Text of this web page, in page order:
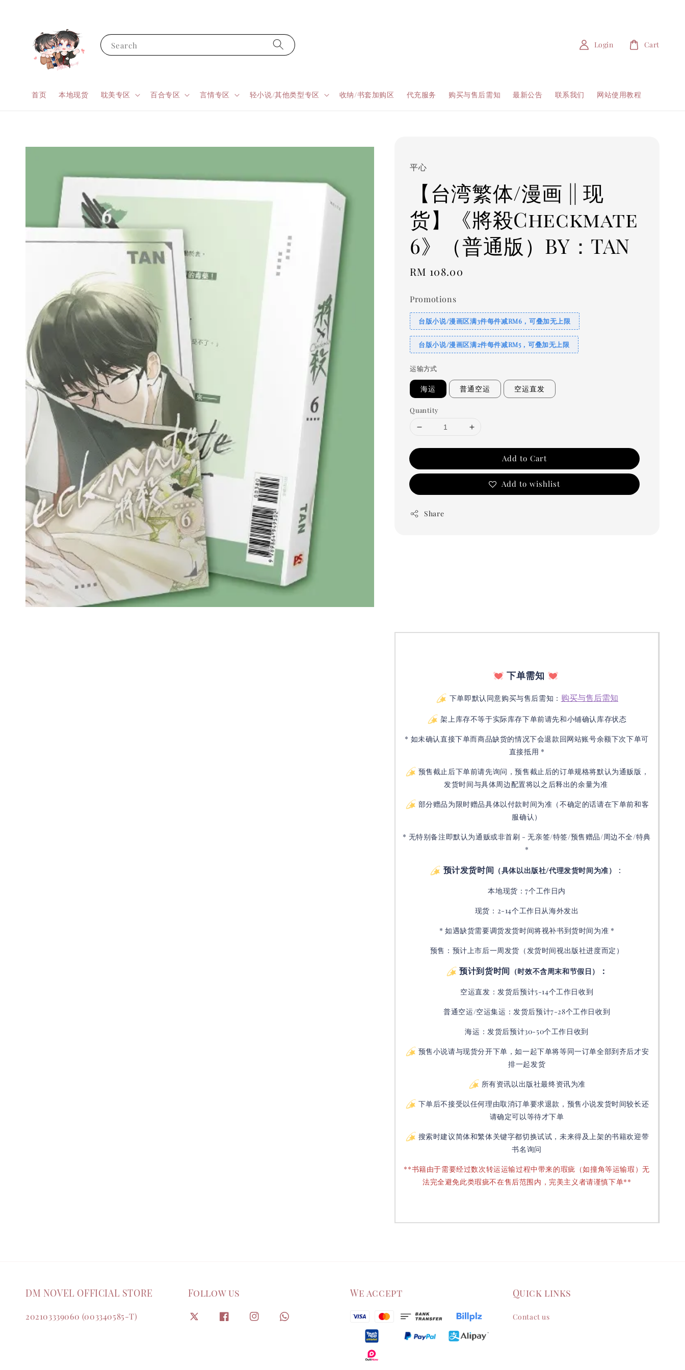
Search
首页 本地现货 耽美专区 百合专区 言情专区 轻小说/其他类型专区 收纳/书套加购区 代充服务 购买与售后需知 最新公告 联系我们 网站使用教程
Login Cart
平心
【台湾繁体/漫画 || 现
货】《將殺Checkmate
6》（普通版）BY：TAN
Regular
RM 108.00
Promotions
台版小说/漫画区满3件每件减RM6，可叠加无上限
台版小说/漫画区满2件每件减RM5，可叠加无上限
运输方式
海运 普通空运 空运直发
Quantity
Add to Cart
Add to wishlist
Share
下单需知
下单即默认同意购买与售后需知： 购买与售后需知
架上库存不等于实际库存下单前请先和小铺确认库存状态
* 如未确认直接下单而商品缺货的情况下会退款回网站账号余额下次下单可
直接抵用 *
预售截止后下单前请先询问，预售截止后的订单规格将默认为通贩版，
发货时间与具体周边配置将以之后释出的余量为准
部分赠品为限时赠品具体以付款时间为准（不确定的话请在下单前和客
服确认）
* 无特别备注即默认为通贩或非首刷 - 无亲签/特签/预售赠品/周边不全/特典
*
预计发货时间 （具体以出版社/代理发货时间为准） ：
本地现货：7个工作日内
现货：2-14个工作日从海外发出
* 如遇缺货需要调货发货时间将视补书到货时间为准 *
预售：预计上市后一周发货（发货时间视出版社进度而定 ）
预计到货时间 （时效不含周末和节假日） ：
空运直发：发货后预计5-14个工作日收到
普通空运/空运集运：发货后预计7-28个工作日收到
海运：发货后预计30-50个工作日收到
预售小说请与现货分开下单，如一起下单将等同一订单全部到齐后才安
排一起发货
所有资讯以出版社最终资讯为准
下单后不接受以任何理由取消订单要求退款，预售小说发货时间较长还
请确定可以等待才下单
搜索时建议简体和繁体关键字都切换试试，未来得及上架的书籍欢迎带
书名询问
**书籍由于需要经过数次转运运输过程中带来的瑕疵（如撞角等运输瑕）无
法完全避免此类瑕疵不在售后范围内，完美主义者请谨慎下单**
DM NOVEL OFFICIAL STORE
202103339060 (003340585-T)
Follow us We accept Quick links
Contact us